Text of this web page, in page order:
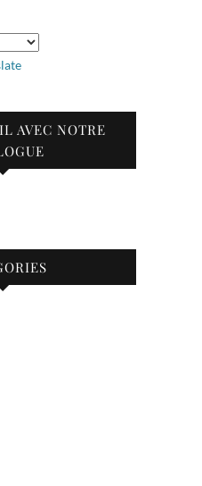
AVEC NOTRE